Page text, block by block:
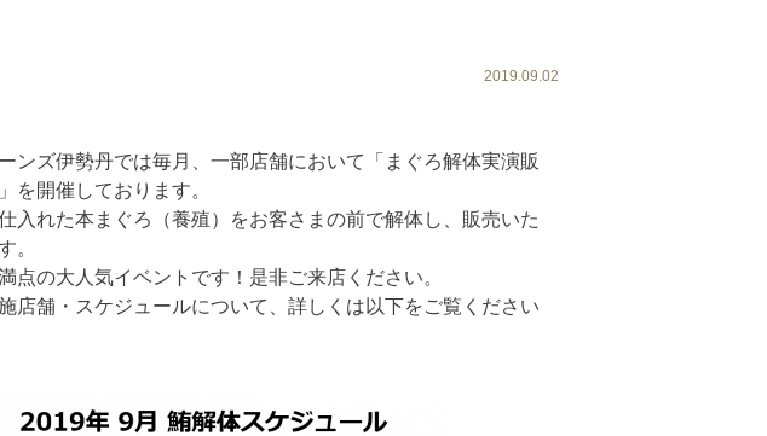
2019.09.02
ンズ伊勢丹では毎月、一部店舗において「まぐろ解体実演販
を開催しております。
入れた本まぐろ（養殖）をお客さまの前で解体し、販売いた
。
点の大人気イベントです！是非ご来店ください。
店舗・スケジュールについて、詳しくは以下をご覧ください